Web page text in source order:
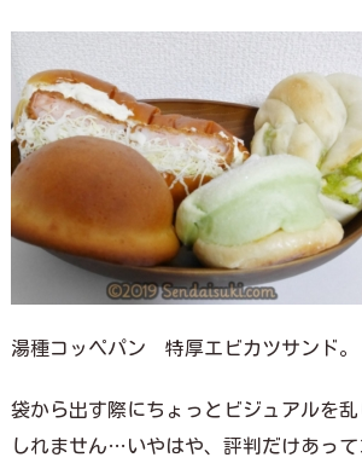
湯種コッペパン 特厚エビカツサンド。
袋から出す際にちょっとビジュアルを
しれません…いやはや、評判だけあっ